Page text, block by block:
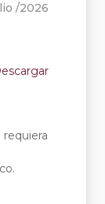
/2026
requiera